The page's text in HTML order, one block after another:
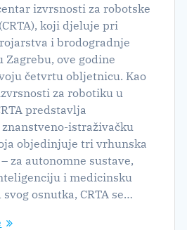
izvrsnosti za robotske
koji djeluje pri
i brodogradnje
Zagrebu, ove godine
četvrtu obljetnicu. Kao
za robotiku u
predstavlja
istraživačku
objedinjuje tri vrhunska
za autonomne sustave,
i medicinsku
osnutka, CRTA se…